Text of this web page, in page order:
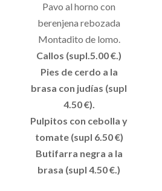
Pavo al horno con
berenjena rebozada
Montadito de lomo.
Callos (supl.5.00 €.)
Pies de cerdo a la
brasa con judías (supl
4.50 €).
Pulpitos con cebolla y
tomate (supl 6.50 €)
Butifarra negra a la
brasa (supl 4.50 €.)